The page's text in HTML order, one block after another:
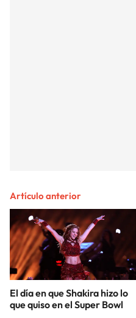
Artículo anterior
El día en que Shakira hizo lo
que quiso en el Super Bowl